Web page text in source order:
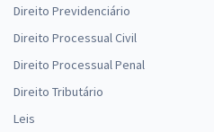
Direito Previdenciário
Direito Processual Civil
Direito Processual Penal
Direito Tributário
Leis